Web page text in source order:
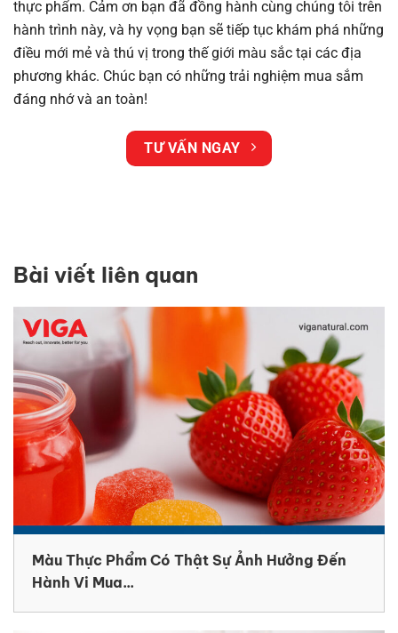
thực phẩm. Cảm ơn bạn đã đồng hành cùng chúng tôi trên
hành trình này, và hy vọng bạn sẽ tiếp tục khám phá những
điều mới mẻ và thú vị trong thế giới màu sắc tại các địa
phương khác. Chúc bạn có những trải nghiệm mua sắm
đáng nhớ và an toàn!
TƯ VẤN NGAY
Bài viết liên quan
Màu Thực Phẩm Có Thật Sự Ảnh Hưởng Đến
Hành Vi Mua...